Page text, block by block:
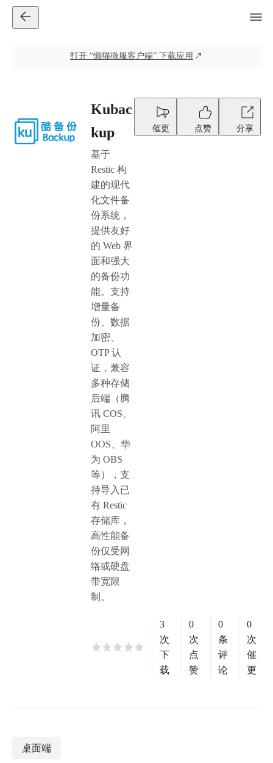
打开 “懒猫微服客户端” 下载应用
Kubac
kup
基于
Restic 构
建的现代
化文件备
份系统，
提供友好
的 Web 界
面和强大
的备份功
能。支持
增量备
份、数据
加密、
OTP 认
证，兼容
多种存储
后端（腾
讯 COS、
阿里
OOS、华
为 OBS
等），支
持导入已
有 Restic
存储库，
高性能备
份仅受网
络或硬盘
带宽限
制。
催更 点赞 分享
3
次
下
载
0
次
点
赞
0
条
评
论
0
次
催
更
桌面端